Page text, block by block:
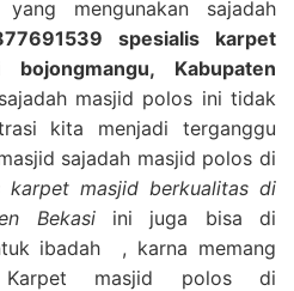
mengunakan sajadah
spesialis karpet
Kabupaten
masjid polos ini tidak
kita menjadi terganggu
sajadah masjid polos di
karpet masjid berkualitas di
Bekasiini juga bisa di
ibadah , karna memang
masjid polos di